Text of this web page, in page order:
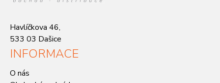
Havlíčkova 46,
533 03 Dašice
INFORMACE
O nás